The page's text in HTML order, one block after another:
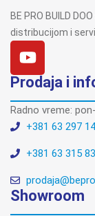
BE PRO BUILD
distribucijom i
Prodaja i
Radno vreme:
+381 63 297
+381 63 315
Showroom